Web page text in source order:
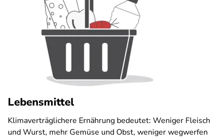
Lebensmittel
Klimaverträglichere Ernährung bedeutet: Weniger Fleisch
und Wurst, mehr Gemüse und Obst, weniger wegwerfen